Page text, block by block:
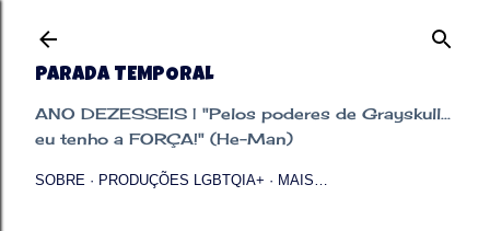
PARADA TEMPORAL
ANO DEZESSEIS | "Pelos poderes de Grayskull...
eu tenho a FORÇA!" (He-Man)
SOBRE PRODUÇÕES LGBTQIA+ MAIS…